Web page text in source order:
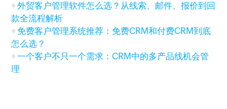
外贸客户管理软件怎么选？从线索、邮件、报价到回
款全流程解析
免费客户管理系统推荐：免费CRM和付费CRM到底
怎么选？
一个客户不只一个需求：CRM中的多产品线机会管
理